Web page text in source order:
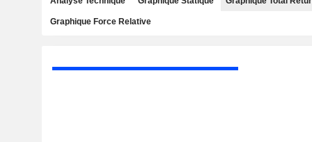
Graphique Force Relative